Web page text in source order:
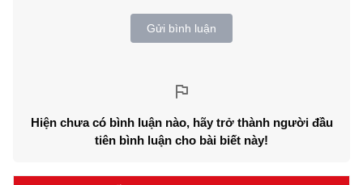
Gửi bình luận
Hiện chưa có bình luận nào, hãy trở thành người đầu
tiên bình luận cho bài biết này!